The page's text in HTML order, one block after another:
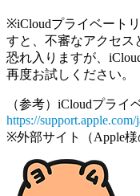
※iCloudプライベート
すと、不審なアクセス
恐れ入りますが、
再度お試しください。
（参考）iCloudプライ
https://
※外部サイト（Apple